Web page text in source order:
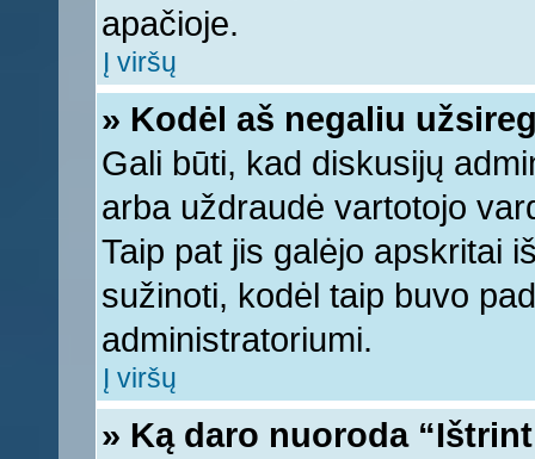
apačioje.
Į viršų
» Kodėl aš negaliu
Gali būti, kad diskusijų
arba uždraudė vartotojo
Taip pat jis galėjo apskritai
sužinoti, kodėl taip buvo
administratoriumi.
Į viršų
» Ką daro nuoroda